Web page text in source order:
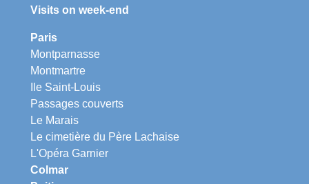
Visits on week-end
Paris
Montparnasse
Montmartre
Ile Saint-Louis
Passages couverts
Le Marais
Le cimetière du Père Lachaise
L'Opéra Garnier
Colmar